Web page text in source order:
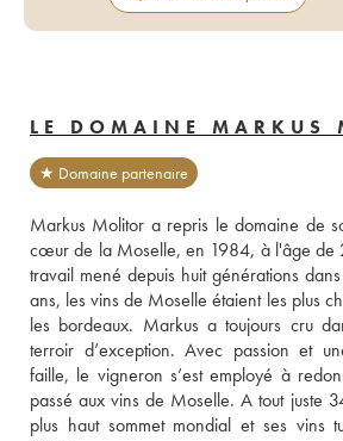
LE DOMAINE MARKUS
★ Domaine partenaire
Markus Molitor a repris le domaine de
cœur de la Moselle, en 1984, à l'âge de
travail mené depuis huit générations
ans, les vins de Moselle étaient les plus
les bordeaux. Markus a toujours cru
terroir d’exception. Avec passion et
faille, le vigneron s’est employé à
passé aux vins de Moselle. A tout juste
plus haut sommet mondial et ses vins